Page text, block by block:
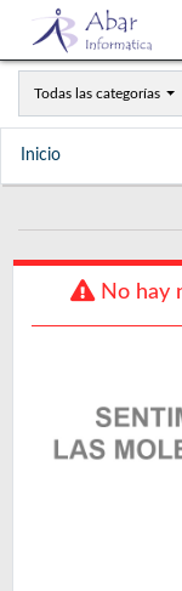
Todas las categorías
Inicio
No hay